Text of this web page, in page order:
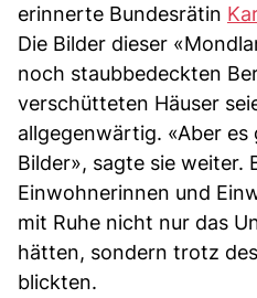
erinnerte Bundesrätin
Die Bilder dieser
noch staubbedeckten
verschütteten Häuser
allgegenwärtig. «Aber
Bilder», sagte sie weiter.
Einwohnerinnen und
mit Ruhe nicht nur das
hätten, sondern trotz
blickten.